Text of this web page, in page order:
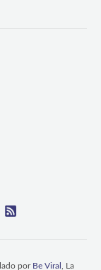
por Be Viral , La